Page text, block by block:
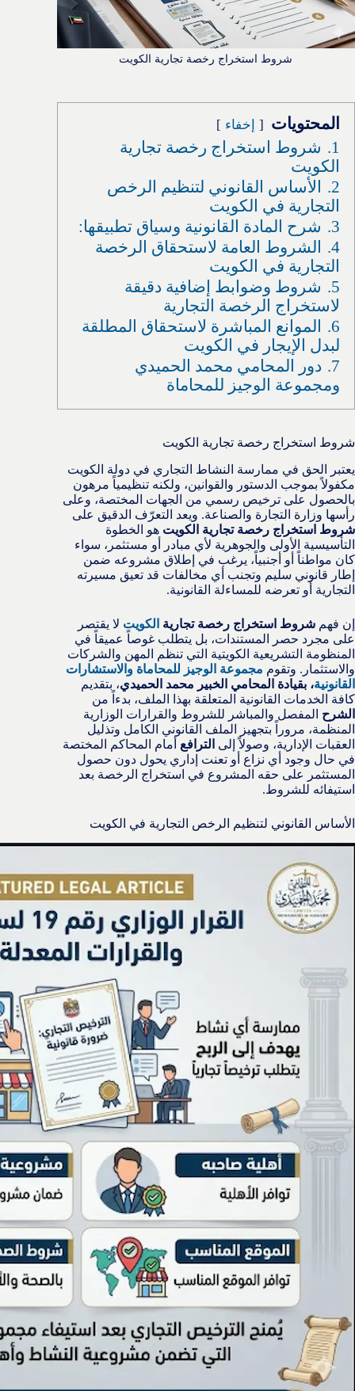
شروط استخراج رخصة تجارية الكويت
المحتويات إخفاء
1.
شروط استخراج رخصة تجارية
الكويت
2.
الأساس القانوني لتنظيم الرخص
التجارية في الكويت
3.
شرح المادة القانونية وسياق تطبيقها:
4.
الشروط العامة لاستحقاق الرخصة
التجارية في الكويت
5.
شروط وضوابط إضافية دقيقة
لاستخراج الرخصة التجارية
6.
الموانع المباشرة لاستحقاق المطلقة
لبدل الإيجار في الكويت
7. دور المحامي محمد الحميدي
ومجموعة الوجيز للمحاماة
شروط استخراج رخصة تجارية الكويت
يعتبر الحق في ممارسة النشاط التجاري في دولة الكويت
مكفولاً بموجب الدستور والقوانين، ولكنه تنظيمياً مرهون
بالحصول على ترخيص رسمي من الجهات المختصة، وعلى
رأسها وزارة التجارة والصناعة. ويعد التعرّف الدقيق على
شروط استخراج رخصة تجارية الكويت هو الخطوة
التأسيسية الأولى والجوهرية لأي مبادر أو مستثمر، سواء
كان مواطناً أو أجنبياً، يرغب في إطلاق مشروعه ضمن
إطار قانوني سليم وتجنب أي مخالفات قد تعيق مسيرته
التجارية أو تعرضه للمساءلة القانونية.
إن فهم شروط استخراج رخصة تجارية الكويت لا يقتصر
على مجرد حصر المستندات، بل يتطلب غوصاً عميقاً في
المنظومة التشريعية الكويتية التي تنظم المهن والشركات
والاستثمار. وتقوم مجموعة الوجيز للمحاماة والاستشارات
القانونية، بقيادة المحامي الخبير محمد الحميدي، بتقديم
كافة الخدمات القانونية المتعلقة بهذا الملف، بدءاً من
الشرح المفصل والمباشر للشروط والقرارات الوزارية
المنظمة، مروراً بتجهيز الملف القانوني الكامل وتذليل
العقبات الإدارية، وصولاً إلى الترافع أمام المحاكم المختصة
في حال وجود أي نزاع أو تعنت إداري يحول دون حصول
المستثمر على حقه المشروع في استخراج الرخصة بعد
استيفائه للشروط.
الأساس القانوني لتنظيم الرخص التجارية في الكويت